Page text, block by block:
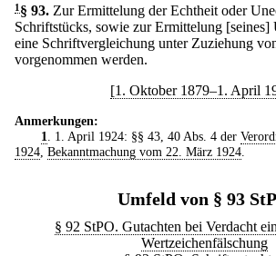
1§ 93. Zur Ermittelung der Echtheit oder
Schriftstücks, sowie zur Ermittelung
eine Schriftvergleichung unter Zuziehung
vorgenommen werden.
[1. Oktober 1879–1. April
Anmerkungen:
1. 1. April 1924: §§ 43, 40 Abs. 4 der
1924, Bekanntmachung vom 22. März 1924.
Umfeld von § 93
§ 92 StPO. Gutachten bei Verdacht
Wertzeichenfälschung